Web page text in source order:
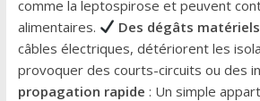
comme la leptospirose et peuvent
alimentaires.
Des dégâts matériels
câbles électriques, détériorent les
provoquer des courts-circuits ou des
propagation rapide : Un simple